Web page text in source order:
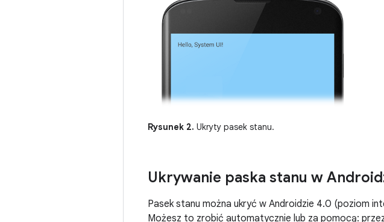
Rysunek 2. Ukryty pasek stanu.
Ukrywanie paska stanu w
Pasek stanu można ukryć w Androidzie 4.0 (poziom
Możesz to zrobić automatycznie lub za pomocą: